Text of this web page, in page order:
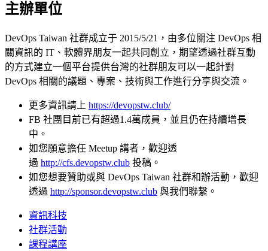
主辦單位
DevOps Taiwan 社群成立于 2015/5/21，由多位關注 DevOps 相
關資訊的 IT、軟體界朋友一起共同創立，期望透過社群互動
的方式建立一個平台提供台灣的社群朋友可以一起針對
DevOps 相關的議題、專案、技術與工作進行分享與交流。
更多資訊請上 https://devopstw.club/
FB 社團目前已有超過1.4萬成員，並且仍在持續增長
中。
如您願意擔任 Meetup 講者，歡迎透
過 http://cfs.devopstw.club 投稿。
如您想要贊助或與 DevOps Taiwan 社群和辦活動，歡迎
透過 http://sponsor.devopstw.club 與我們聯繫。
資訊科技
社群活動
課程講座